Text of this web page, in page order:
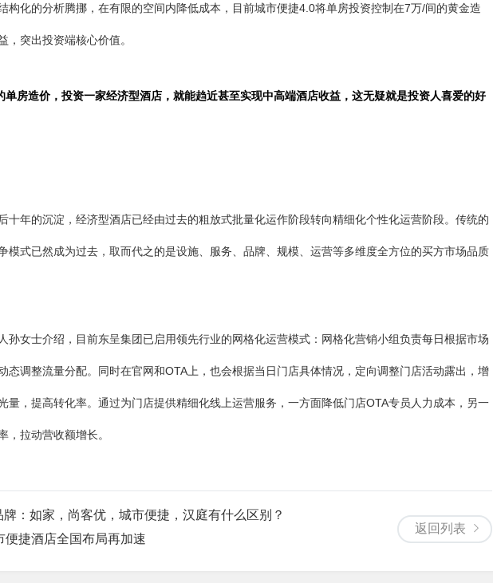
构化的分析腾挪，在有限的空间内降低成本，目前城市便捷4.0将单房投资控制在7万/间的黄金造
，突出投资端核心价值。
单房造价，投资一家经济型酒店，就能趋近甚至实现中高端酒店收益，这无疑就是投资人喜爱的好
十年的沉淀，经济型酒店已经由过去的粗放式批量化运作阶段转向精细化个性化运营阶段。传统的
模式已然成为过去，取而代之的是设施、服务、品牌、规模、运营等多维度全方位的买方市场品质
孙女士介绍，目前东呈集团已启用领先行业的网格化运营模式：网格化营销小组负责每日根据市场
态调整流量分配。同时在官网和OTA上，也会根据当日门店具体情况，定向调整门店活动露出，增
量，提高转化率。通过为门店提供精细化线上运营服务，一方面降低门店OTA专员人力成本，另一
，拉动营收额增长。
返回列表
：如家，尚客优，城市便捷，汉庭有什么区别？
便捷酒店全国布局再加速